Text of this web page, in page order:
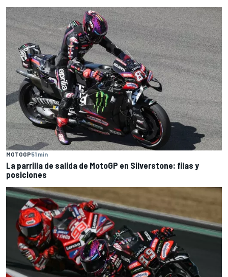
MOTOGP51 min
La parrilla de salida de MotoGP en Silverstone: filas y
posiciones